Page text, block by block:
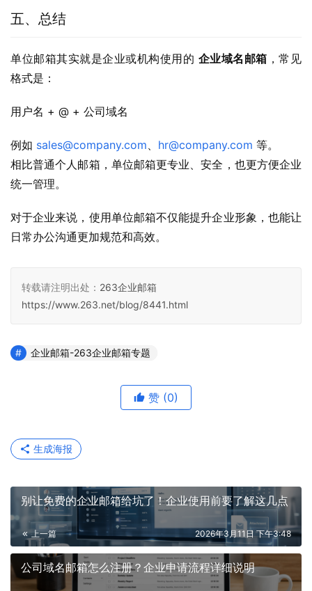
五、总结
单位邮箱其实就是企业或机构使用的 企业域名邮箱 ，常见
格式是：
用户名 + @ + 公司域名
例如 sales@company.com、 hr@company.com 等。
相比普通个人邮箱，单位邮箱更专业、安全，也更方便企业
统一管理。
对于企业来说，使用单位邮箱不仅能提升企业形象，也能让
日常办公沟通更加规范和高效。
转载请注明出处： 263企业邮箱
https://www.263.net/blog/8441.html
企业邮箱-263企业邮箱专题
赞 (0)
生成海报
别让免费的企业邮箱给坑了！企业使用前要了解这几点
上一篇 2026年3月11日 下午3:48
公司域名邮箱怎么注册？企业申请流程详细说明